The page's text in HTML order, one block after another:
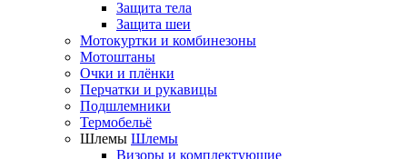
Защита тела
Защита шеи
Мотокуртки и комбинезоны
Мотоштаны
Очки и плёнки
Перчатки и рукавицы
Подшлемники
Термобельё
Шлемы Шлемы
Визоры и комплектующие